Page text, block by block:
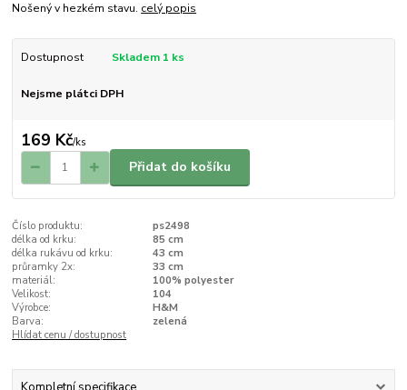
Nošený v hezkém stavu. celý popis
Dostupnost Skladem 1 ks
Nejsme plátci DPH
169 Kč/ks
Přidat do košíku
Číslo produktu:
ps2498
délka od krku:
85 cm
délka rukávu od krku:
43 cm
průramky 2x:
33 cm
materiál:
100% polyester
Velikost:
104
Výrobce:
H&M
Barva:
zelená
Hlídat cenu / dostupnost